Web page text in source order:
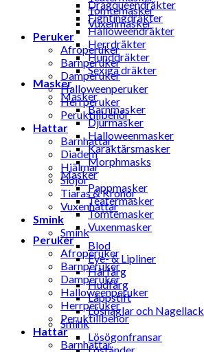
Tomtemasker
Vuxenmasker
Peruker
Afroperuker
Barnperuker
Damperuker
Halloweenperuker
Herrperuker
Peruktillbehör
Hattar
Barnhattar
Diadem
Hjälmar
Slöjor
Tiaras & Kronor
Vuxenhattar
Smink
Smink
Blod
Eye- & Lipliner
Hårfärg
Hudfärg
Läppstift
Lösnaglar och Nagellack
Smink
Lösögonfransar
Dragqueendräkter
Fightingdräkter
Halloweendräkter
Herrdräkter
Hunddräkter
Sexiga dräkter
Masker
Masker
Barnmasker
Djurmasker
Halloweenmasker
Karaktärsmasker
Morphmasks
Masker
Pappmasker
Teatermasker
Tomtemasker
Vuxenmasker
Peruker
Afroperuker
Barnperuker
Damperuker
Halloweenperuker
Herrperuker
Peruktillbehör
Hattar
Barnhattar